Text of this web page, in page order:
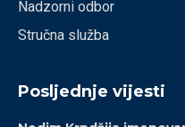
Nadzorni odbor
Stručna služba
Posljednje vijesti